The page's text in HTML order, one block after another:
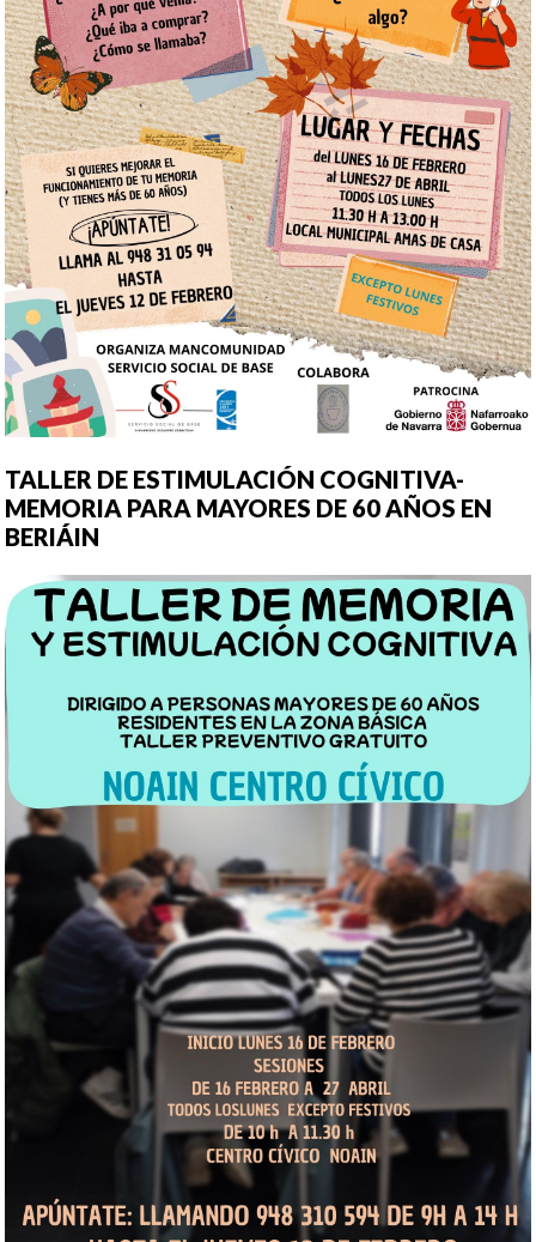
TALLER DE ESTIMULACIÓN COGNITIVA-
MEMORIA PARA MAYORES DE 60 AÑOS EN
BERIÁIN